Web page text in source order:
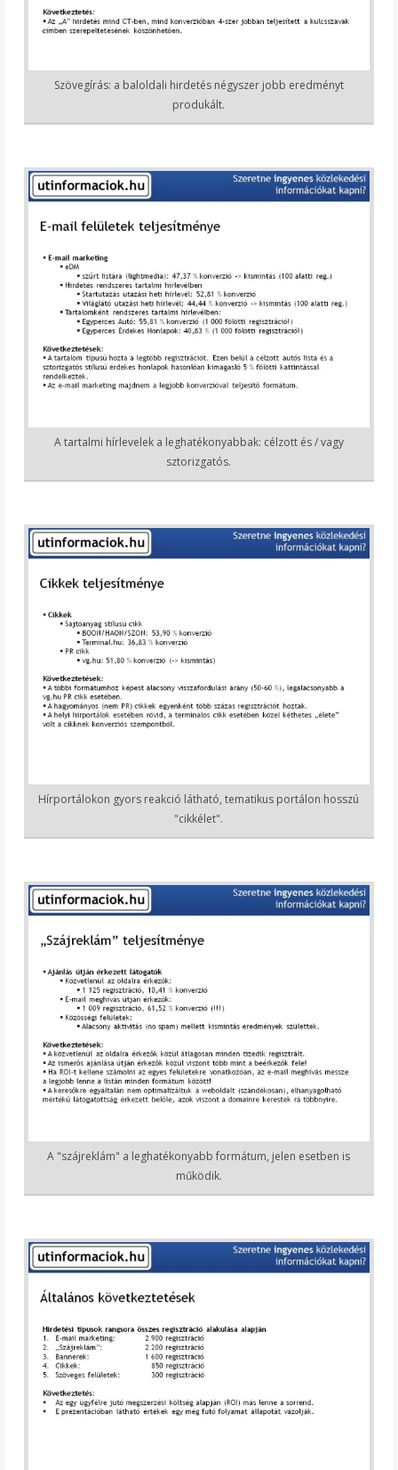
Szövegírás: a baloldali hirdetés négyszer jobb eredményt
produkált.
A tartalmi hírlevelek a leghatékonyabbak: célzott és / vagy
sztorizgatós.
Hírportálokon gyors reakció látható, tematikus portálon hosszú
"cikkélet".
A "szájreklám" a leghatékonyabb formátum, jelen esetben is
működik.